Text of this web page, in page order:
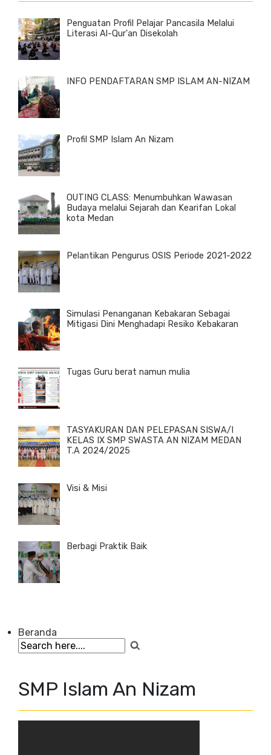
Penguatan Profil Pelajar Pancasila Melalui
Literasi Al-Qur'an Disekolah
INFO PENDAFTARAN SMP ISLAM AN-NIZAM
Profil SMP Islam An Nizam
OUTING CLASS: Menumbuhkan Wawasan
Budaya melalui Sejarah dan Kearifan Lokal
kota Medan
Pelantikan Pengurus OSIS Periode 2021-2022
Simulasi Penanganan Kebakaran Sebagai
Mitigasi Dini Menghadapi Resiko Kebakaran
Tugas Guru berat namun mulia
TASYAKURAN DAN PELEPASAN SISWA/I
KELAS IX SMP SWASTA AN NIZAM MEDAN
T.A 2024/2025
Visi & Misi
Berbagi Praktik Baik
Beranda
SMP Islam An Nizam